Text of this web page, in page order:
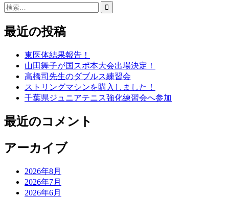
検
最近の投稿
東医体結果報告！
山田舞子が国スポ本大会出場決定！
高橋司先生のダブルス練習会
ストリングマシンを購入しました！
千葉県ジュニアテニス強化練習会へ参加
最近のコメント
アーカイブ
2026年8月
2026年7月
2026年6月